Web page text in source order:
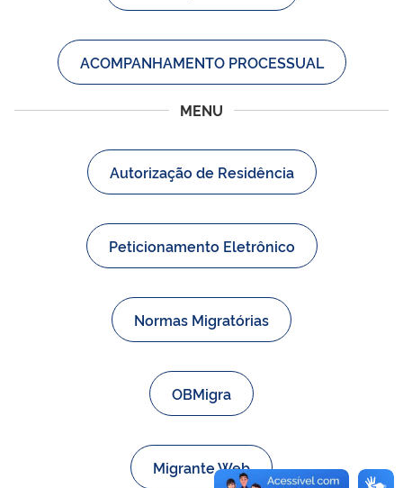
ACOMPANHAMENTO PROCESSUAL
MENU
Autorização de Residência
Peticionamento Eletrônico
Normas Migratórias
OBMigra
Migrante Web